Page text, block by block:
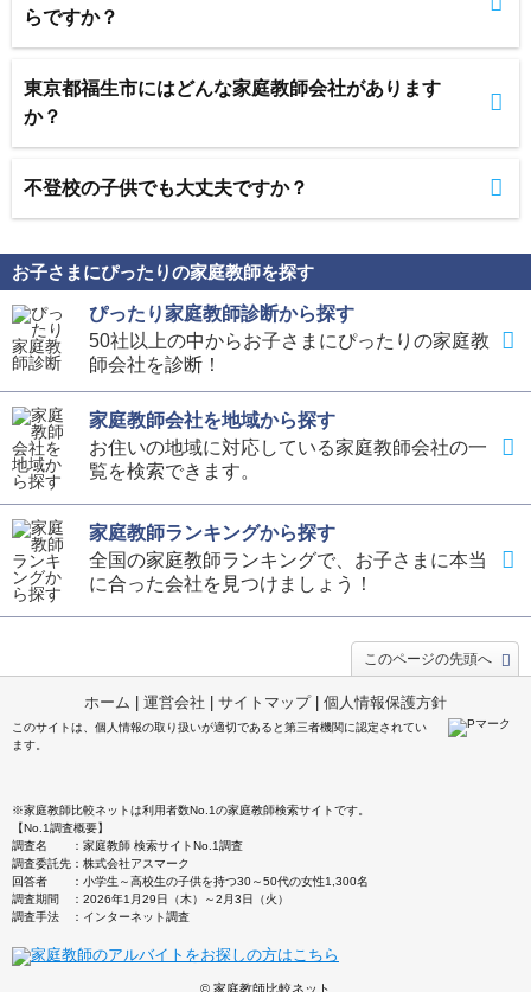
らですか？
東京都福生市にはどんな家庭教師会社があります
か？
不登校の子供でも大丈夫ですか？
お子さまにぴったりの家庭教師を探す
ぴったり家庭教師診断から探す
50社以上の中からお子さまにぴったりの家庭教
師会社を診断！
家庭教師会社を地域から探す
お住いの地域に対応している家庭教師会社の一
覧を検索できます。
家庭教師ランキングから探す
全国の家庭教師ランキングで、お子さまに本当
に合った会社を見つけましょう！
このページの先頭へ
ホーム 運営会社 サイトマップ| 個人情報保護方針
このサイトは、個人情報の取り扱いが適切であると第三者機関に認定されてい
ます。
※家庭教師比較ネットは利用者数No.1の家庭教師検索サイトです。
【No.1調査概要】
調査名 ：家庭教師 検索サイトNo.1調査
調査委託先：株式会社アスマーク
回答者 ：小学生～高校生の子供を持つ30～50代の女性1,300名
調査期間 ：2026年1月29日（木）～2月3日（火）
調査手法 ：インターネット調査
© 家庭教師比較ネット